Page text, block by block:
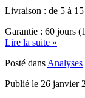
Garantie : 60 jours
Posté dansAnalyses
Publié le 26 janvier
Puriva,